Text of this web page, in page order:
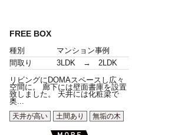
FREE BOX
種別
マンション事例
間取り
3LDK → 2LDK
リビングにDOMAスペースし広々
空間に。 廊下には壁面書庫を設置
致しました。 天井には化粧梁で
奥...
天井が高い
土間あり 無垢の木